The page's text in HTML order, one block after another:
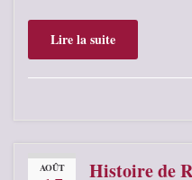
Lire la suite
AOÛT Histoire de